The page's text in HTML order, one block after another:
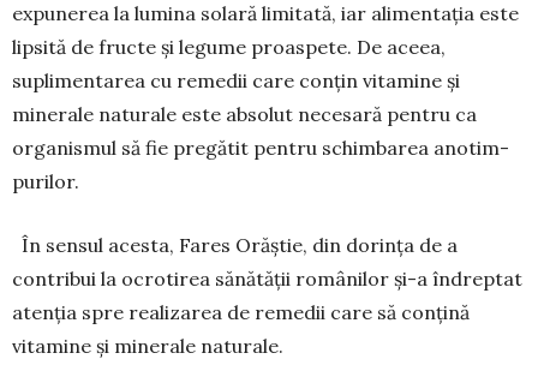
expunerea la lumi­na solară limitată, iar alimentația este
lipsită de fructe și legume proaspete. De aceea,
suplimen­tarea cu remedii care conțin vitamine și
minerale naturale este absolut necesară pentru ca
organis­mul să fie pregătit pentru schimbarea anotim­
purilor.
În sensul acesta, Fares Orăștie, din dorința de a
contribui la ocrotirea sănătății românilor și-a îndreptat
atenția spre realizarea de remedii care să conțină
vitamine și minerale naturale.